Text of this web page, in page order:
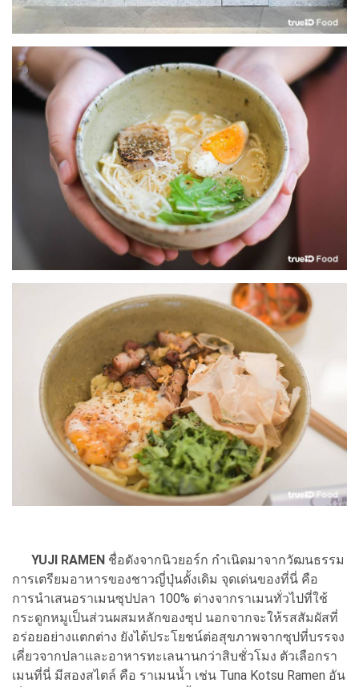
YUJI RAMEN ชื่อดังจากนิวยอร์ก กำเนิดมาจากวัฒนธรรม
การเตรียมอาหารของชาวญี่ปุ่นดั้งเดิม จุดเด่นของที่นี่ คือ
การนำเสนอราเมนซุปปลา 100% ต่างจากราเมนทั่วไปที่ใช้
กระดูกหมูเป็นส่วนผสมหลักของซุป นอกจากจะให้รสสัมผัสที่
อร่อยอย่างแตกต่าง ยังได้ประโยชน์ต่อสุขภาพจากซุปที่บรรจง
เคี่ยวจากปลาและอาหารทะเลนานกว่าสิบชั่วโมง ตัวเลือกรา
เมนที่นี่ มีสองสไตล์ คือ ราเมนน้ำ เช่น Tuna Kotsu Ramen อัน